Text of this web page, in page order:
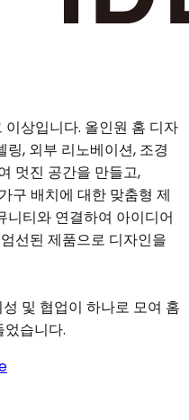
이상입니다. 올인원 홈 디자
, 외부 리노베이션, 조경
멋진 공간을 만들고,
구 배치에 대한 맞춤형 제
니티와 연결하여 아이디어
선된 제품으로 디자인을
및 협업이 하나로 모여 홈
습니다.